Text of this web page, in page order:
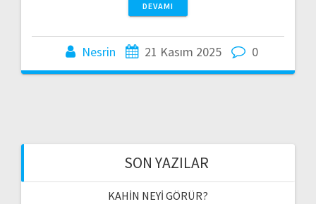
DEVAMI
Nesrin 21 Kasım 2025 0
SON YAZILAR
KAHİN NEYİ GÖRÜR?